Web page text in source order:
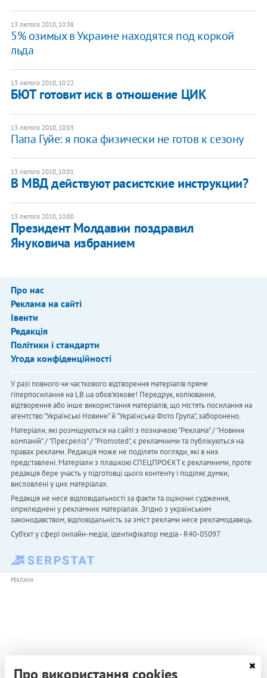
13 лютого 2010, 10:38
5% озимых в Украине находятся под коркой
льда
13 лютого 2010, 10:22
БЮТ готовит иск в отношение ЦИК
13 лютого 2010, 10:03
Папа Гуйе: я пока физически не готов к сезону
13 лютого 2010, 10:01
В МВД действуют расистские инструкции?
13 лютого 2010, 10:00
Президент Молдавии поздравил
Януковича избранием
Про нас
Реклама на сайті
Івенти
Редакція
Політики і стандарти
Угода конфіденційності
У разі повного чи часткового відтворення матеріалів пряме
гіперпосилання на LB.ua обов'язкове! Передрук, копіювання,
відтворення або інше використання матеріалів, що містять посилання на
агентство "Українськi Новини" й "Українська Фото Група", заборонено.
Матеріали, які розміщуються на сайті з позначкою "Реклама" / "Новини
компаній" / "Пресреліз" / "Promoted", є рекламними та публікуються на
правах реклами. Редакція може не поділяти погляди, які в них
представлені. Матеріали з плашкою СПЕЦПРОЄКТ є рекламними, проте
редакція бере участь у підготовці цього контенту і поділяє думки,
висловлені у цих матеріалах.
Редакція не несе відповідальності за факти та оціночні судження,
оприлюднені у рекламних матеріалах. Згідно з українським
законодавством, відповідальність за зміст реклами несе рекламодавець.
Cуб'єкт у сфері онлайн-медіа; ідентифікатор медіа - R40-05097
РЕКЛАМА
Про використання cookies